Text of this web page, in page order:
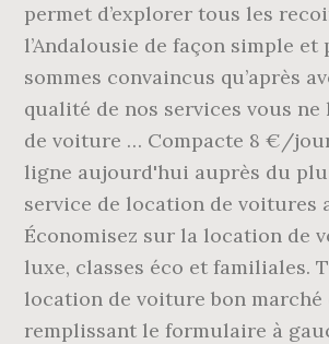
permet d’explorer tous les
l’Andalousie de façon simple et
sommes convaincus qu’après
qualité de nos services vous
de voiture … Compacte 8 €/
ligne aujourd'hui auprès du
service de location de voitures
Économisez sur la location de
luxe, classes éco et familiales.
location de voiture bon marché
remplissant le formulaire à